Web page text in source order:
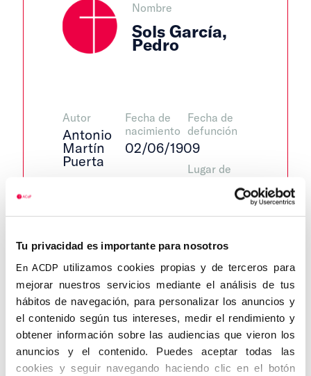
Tu privacidad es importante para nosotros
En ACDP utilizamos cookies propias y de terceros para
mejorar nuestros servicios mediante el análisis de tus
hábitos de navegación, para personalizar los anuncios y
el contenido según tus intereses, medir el rendimiento y
obtener información sobre las audiencias que vieron los
anuncios y el contenido. Puedes aceptar todas las
cookies y seguir navegando haciendo clic en el botón
Nombre
Sols García,
Pedro
Autor
Antonio
Martín
Puerta
(Valencia)
Fecha de
nacimiento
02/06/1909
Valencia
Fecha de
defunción
Lugar de